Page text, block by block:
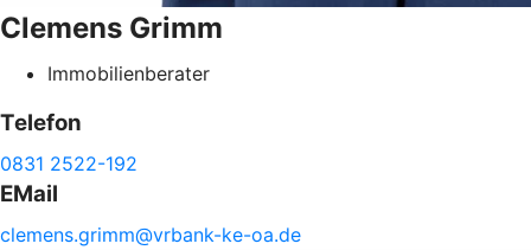
Clemens Grimm
Immobilienberater
Telefon
0831 2522-192
EMail
clemens.grimm@vrbank-ke-oa.de